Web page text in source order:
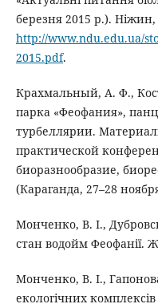
березня 2015 р.). Ніжин,
http://www.ndu.edu.ua/
2015.pdf.
Крахмальный, А. Ф.,
парка «Феофания»,
турбеллярии.
практической
биоразнообразие,
(Караганда, 27–28
Монченко, В. І.,
стан водойм Феофанії.
Монченко, В. І.,
екологічних